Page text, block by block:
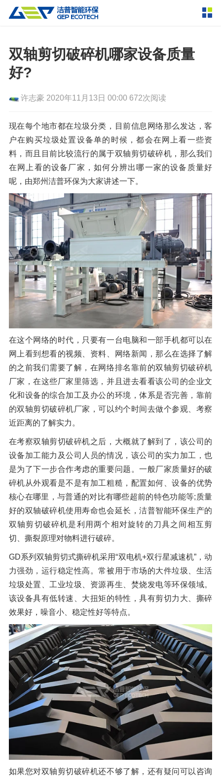
双轴撕碎机 单轴撕碎机
垃圾破袋机 移动式撕碎站
粉碎设备
环锤式粉碎机 鼓式粉碎机
轮胎钢丝分离机 通用型粉碎机
破碎设备
反击式破碎机 颚式破碎机
圆锥破碎机
重型锤式破碎机 移动式破碎站
挤压成型设备
RDF成型机
液压打包机
成套机组
封闭式破碎系统 废轮胎热解系统
橡胶破胶机组
分选分离设备
滚筒筛
涡电流分选机
脉冲除尘器 轮胎抽丝机
解决方案
服务支持
新闻资讯
走进洁普
联系我们
双轴剪切破碎机哪家设备质量
好?
许志豪 2020年11月13日 00:00 672次阅读
现在每个地市都在垃圾分类，目前信息网络那么发达，客
户在购买垃圾处置设备单的时候，都会在网上看一些资
料，而且目前比较流行的属于双轴剪切破碎机，那么我们
在网上看的设备厂家，如何分辨出哪一家的设备质量好
呢，由郑州洁普环保为大家讲述一下。
在这个网络的时代，只要有一台电脑和一部手机都可以在
网上看到想看的视频、资料、网络新闻，那么在选择了解
的之前我们需要了解，在网络排名靠前的双轴剪切破碎机
厂家，在这些厂家里筛选，并且进去看看该公司的企业文
化和设备的综合加工及办公的环境，体系是否完善，靠前
的双轴剪切破碎机厂家，可以约个时间去做个参观、考察
近距离的了解实力。
在考察双轴剪切破碎机之后，大概就了解到了，该公司的
设备加工能力及公司人员的情况，该公司的实力加工，也
是为了下一步合作考虑的重要问题。一般厂家质量好的破
碎机从外观看是不是有加工粗糙，配置如何、设备的优势
核心在哪里，与普通的对比有哪些超前的特色功能等;质量
好的双轴破碎机使用寿命也会延长，洁普智能环保生产的
双轴剪切破碎机是利用两个相对旋转的刀具之间相互剪
切、撕裂原理对物料进行破碎。
GD系列双轴剪切式撕碎机采用“双电机+双行星减速机”，动
力强劲，运行稳定性高。常被用于市场的大件垃圾、生活
垃圾处置、工业垃圾、资源再生、焚烧发电等环保领域。
该设备具有低转速、大扭矩的特性，具有剪切力大、撕碎
效果好，噪音小、稳定性好等特点。
如果您对双轴剪切破碎机还不够了解，还有疑问可以咨询